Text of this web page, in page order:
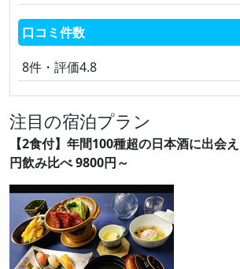
口コミ件数
8件・評価4.8
注目の宿泊プラン
【2食付】年間100種超の日本酒に出会
円飲み比べ 9800円～